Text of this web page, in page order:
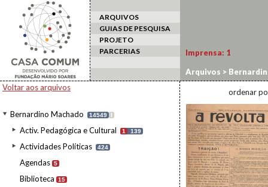
ARQUIVOS
GUIAS DE PESQUISA
PROJETO
PARCERIAS
Voltar aos arquivos
Bernardino Machado 14549 I
Activ. Pedagógica e Cultural 1 139
Actividades Políticas 424
Agendas 5
Biblioteca 15
Imprensa: 1
Arquivos >
ordenar